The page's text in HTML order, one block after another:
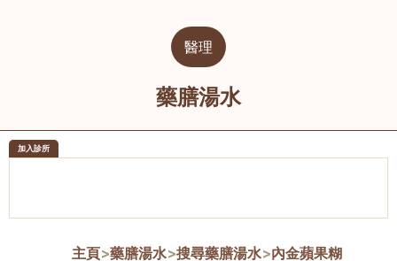
醫理
藥膳湯水
加入診所
主頁>藥膳湯水>搜尋藥膳湯水>內金蘋果糊